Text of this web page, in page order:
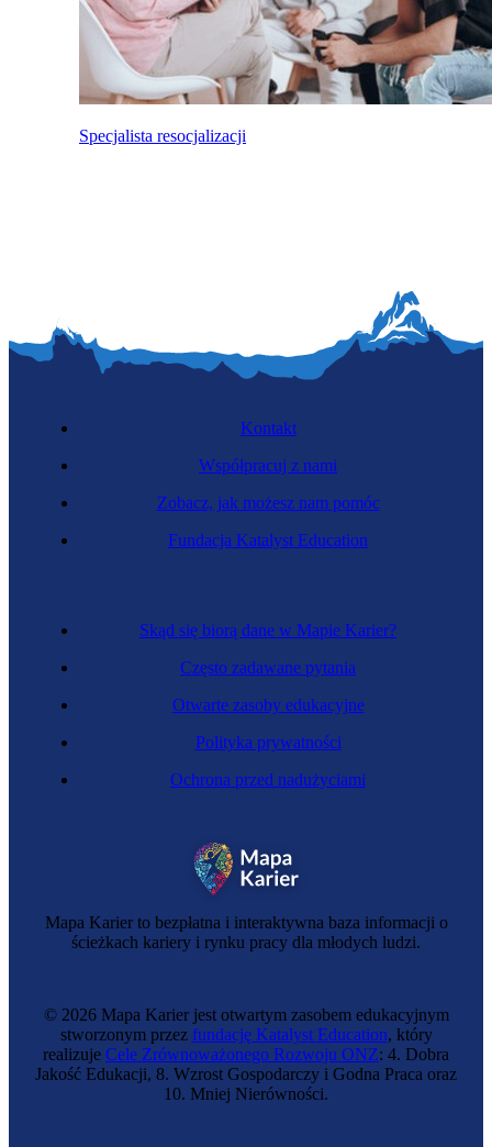
Specjalista resocjalizacji
Mapa Karier to bezpłatna i interaktywna baza informacji o
ścieżkach kariery i rynku pracy dla młodych ludzi.
Skąd się biorą dane w Mapie Karier?
Często zadawane pytania
Otwarte zasoby edukacyjne
Polityka prywatności
Ochrona przed nadużyciami
Kontakt
Współpracuj z nami
Zobacz, jak możesz nam pomóc
Fundacja Katalyst Education
© 2026 Mapa Karier jest otwartym zasobem edukacyjnym
stworzonym przez fundację Katalyst Education, który
realizuje Cele Zrównoważonego Rozwoju ONZ: 4. Dobra
Jakość Edukacji, 8. Wzrost Gospodarczy i Godna Praca oraz
10. Mniej Nierówności.